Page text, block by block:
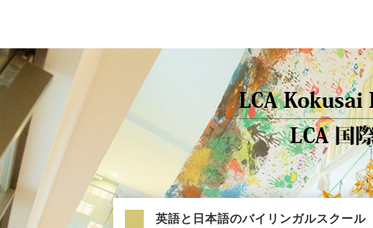
英語と日本語のバイリンガルスクール